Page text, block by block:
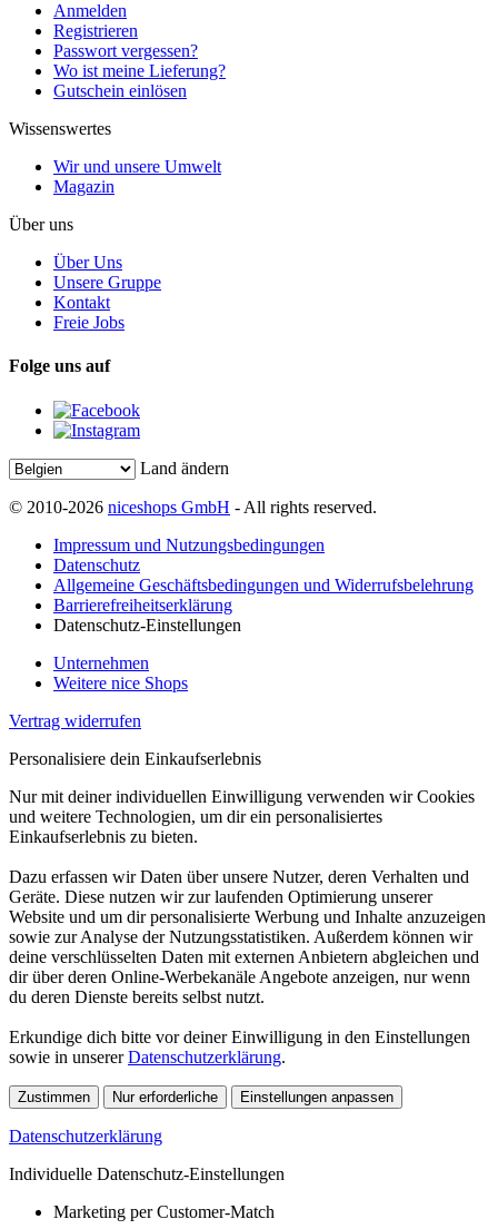
Anmelden
Registrieren
Passwort vergessen?
Wo ist meine Lieferung?
Gutschein einlösen
Wissenswertes
Wir und unsere Umwelt
Magazin
Über uns
Über Uns
Unsere Gruppe
Kontakt
Freie Jobs
Folge uns auf
Land ändern
© 2010-2026 niceshops GmbH - All rights reserved.
Impressum und Nutzungsbedingungen
Datenschutz
Allgemeine Geschäftsbedingungen und Widerrufsbelehrung
Barrierefreiheitserklärung
Datenschutz-Einstellungen
Unternehmen
Weitere nice Shops
Vertrag widerrufen
Personalisiere dein Einkaufserlebnis
Nur mit deiner individuellen Einwilligung verwenden wir Cookies
und weitere Technologien, um dir ein personalisiertes
Einkaufserlebnis zu bieten.
Dazu erfassen wir Daten über unsere Nutzer, deren Verhalten und
Geräte. Diese nutzen wir zur laufenden Optimierung unserer
Website und um dir personalisierte Werbung und Inhalte anzuzeigen
sowie zur Analyse der Nutzungsstatistiken. Außerdem können wir
deine verschlüsselten Daten mit externen Anbietern abgleichen und
dir über deren Online-Werbekanäle Angebote anzeigen, nur wenn
du deren Dienste bereits selbst nutzt.
Erkundige dich bitte vor deiner Einwilligung in den Einstellungen
sowie in unsererDatenschutzerklärung.
Zustimmen Nur erforderliche Einstellungen anpassen
Datenschutzerklärung
Individuelle Datenschutz-Einstellungen
Marketing per Customer-Match